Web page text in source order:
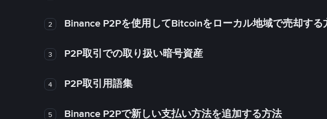
2 Binance P2Pを使用してBitcoinをローカル地域で売却する
3 P2P取引での取り扱い暗号資産
4 P2P取引用語集
5 Binance P2Pで新しい支払い方法を追加する方法